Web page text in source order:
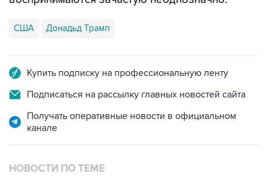
США Донадьд Трамп
Купить подписку на профессиональную ленту
Подписаться на рассылку главных новостей сайта
Получать оперативные новости в официальном
канале
НОВОСТИ ПО ТЕМЕ